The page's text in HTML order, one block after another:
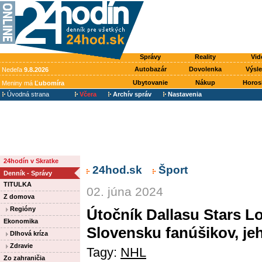
Správy Reality
Nedeľa 9.8.2026 Autobazár Dovolenka
Meniny má Ľubomíra Ubytovanie Nákup
Úvodná strana
Včera Archív správ Nastavenia
24hodín v Skratke
Denník - Správy
TITULKA
Z domova
Regióny
Ekonomika
Dlhová kríza
Zdravie
Zo zahraničia
24hod.sk Šport
02. júna 2024
Útočník Dallasu Stars
Slovensku fanúšikov,
Tagy: NHL